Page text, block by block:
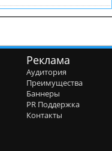
Реклама
Аудитория
Преимущества
Баннеры
PR Поддержка
Контакты